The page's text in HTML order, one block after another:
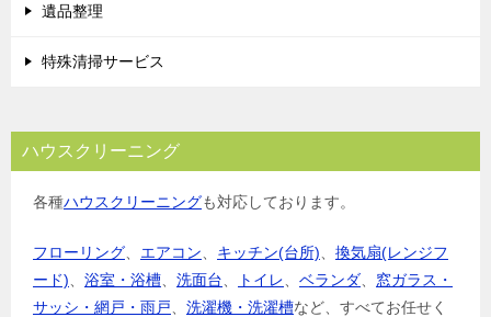
遺品整理
特殊清掃サービス
ハウスクリーニング
各種ハウスクリーニングも対応しております。
フローリング エアコン キッチン(台所)
換気扇(レンジフ
ード)
浴室・浴槽 洗面台 トイレ ベランダ
窓ガラス・
サッシ・網戸・雨戸
洗濯機・洗濯槽など、すべてお任せく